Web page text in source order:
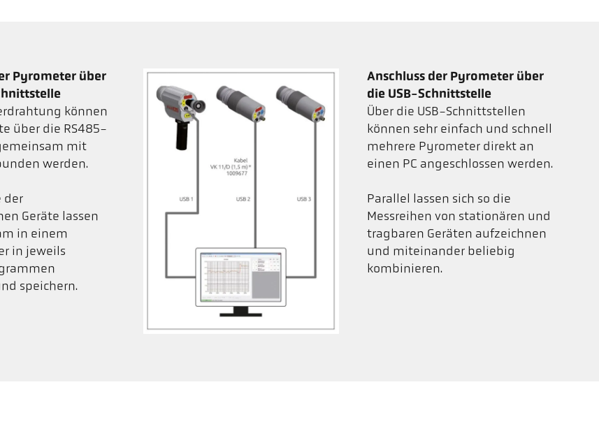
Pyrometer über
können
über die RS485-
mit
werden.
der
Geräte lassen
in einem
in jeweils
speichern.
Anschluss der Pyrometer über
die USB-Schnittstelle
Über die USB-Schnittstellen
können sehr einfach und schnell
mehrere Pyrometer direkt an
einen PC angeschlossen werden.
Parallel lassen sich so die
Messreihen von stationären und
tragbaren Geräten aufzeichnen
und miteinander beliebig
kombinieren.